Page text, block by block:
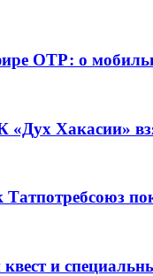
ОТР: о
«Дух Хакасии»
Татпотребсоюз
и